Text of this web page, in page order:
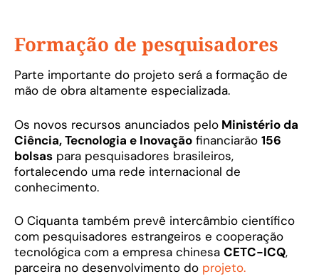
Formação de pesquisadores
Parte importante do projeto será a formação de
mão de obra altamente especializada.
Os novos recursos anunciados pelo Ministério da
Ciência, Tecnologia e Inovação financiarão 156
bolsas para pesquisadores brasileiros,
fortalecendo uma rede internacional de
conhecimento.
O Ciquanta também prevê intercâmbio científico
com pesquisadores estrangeiros e cooperação
tecnológica com a empresa chinesa CETC-ICQ,
parceira no desenvolvimento do projeto.